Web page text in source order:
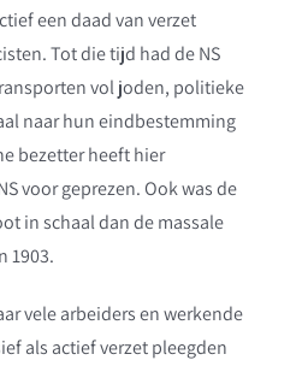
een daad van verzet
Tot die tijd had de NS
vol joden, politieke
naar hun eindbestemming
bezetter heeft hier
voor geprezen. Ook was de
in schaal dan de massale
1903.
vele arbeiders en werkende
als actief verzet pleegden